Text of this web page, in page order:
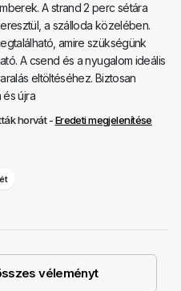
A strand 2 perc sétára
a szálloda közelében.
amire szükségünk
A csend és a nyugalom ideális
eltöltéséhez. Biztosan
és újra
horvát -Eredeti megjelenítése
véleményt